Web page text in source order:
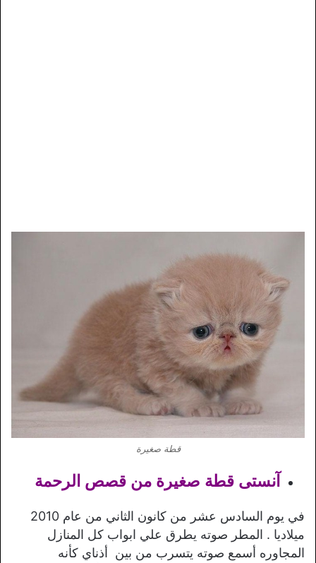
قطة صغيرة
آنستى قطة صغيرة من قصص الرحمة
في يوم السادس عشر من كانون الثاني من عام 2010
ميلاديا . المطر صوته يطرق علي ابواب كل المنازل
المجاوره أسمع صوته يتسرب من بين أذناي كأنه